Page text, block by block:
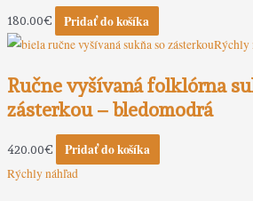
180.00€ Pridať do košíka
Rýchly
Ručne vyšívaná folklórna
zásterkou – bledomodrá
420.00€ Pridať do košíka
Rýchly náhľad